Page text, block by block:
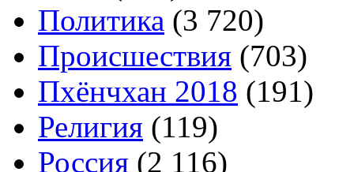
Политика (3 720)
Происшествия (703)
Пхёнчхан 2018 (191)
Религия (119)
Россия (2 116)